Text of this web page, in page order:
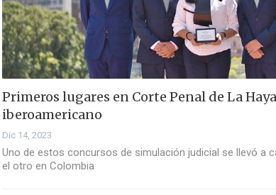
Primeros lugares en Corte Penal de La
iberoamericano
Dic 14, 2023
Uno de estos concursos de simulación judicial se llevó a
el otro en Colombia